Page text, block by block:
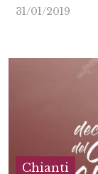
31/01/2019
Chianti